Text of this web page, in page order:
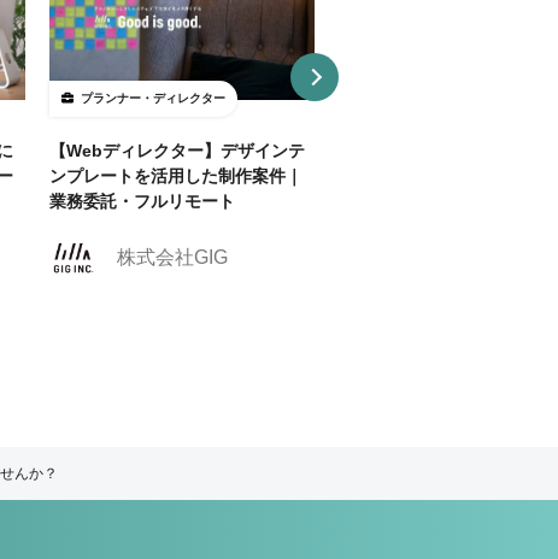
プランナー・ディレクター
【Webディレクター】デザインテ
ンプレートを活用した制作案件｜
業務委託・フルリモート
株式会社GIG
んか？